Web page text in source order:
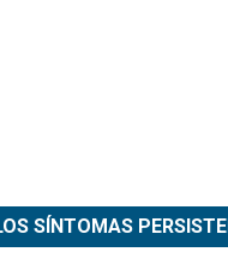
SÍNTOMAS